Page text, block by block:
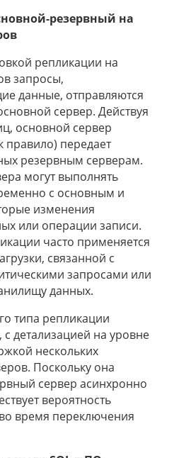
резервный на
репликации на
запросы,
данные, отправляются
сервер. Действуя
основной сервер
правило) передает
резервным серверам.
могут выполнять
с основным и
изменения
или операции записи.
часто применяется
связанной с
запросами или
данных.
типа репликации
с детализацией на уровне
нескольких
Поскольку она
сервер асинхронно
вероятность
время переключения